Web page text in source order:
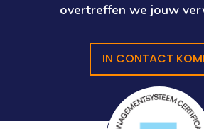
overtreffen we jouw
IN CONTACT